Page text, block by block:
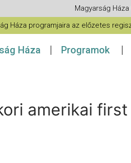
Magyarság
Háza programjaira az előzetes
Háza Programok
amerikai